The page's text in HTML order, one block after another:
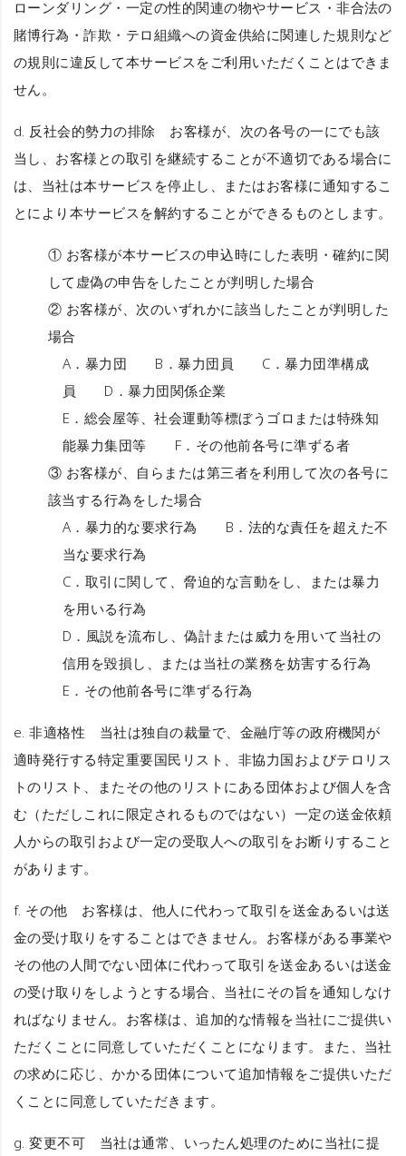
ローンダリング・一定の性的関連の物やサービス・非合法の
賭博行為・詐欺・テロ組織への資金供給に関連した規則など
の規則に違反して本サービスをご利用いただくことはできま
せん。
d. 反社会的勢力の排除 お客様が、次の各号の一にでも該
当し、お客様との取引を継続することが不適切である場合に
は、当社は本サービスを停止し、またはお客様に通知するこ
とにより本サービスを解約することができるものとします。
① お客様が本サービスの申込時にした表明・確約に関
して虚偽の申告をしたことが判明した場合
② お客様が、次のいずれかに該当したことが判明した
場合
A．暴力団 B．暴力団員 C．暴力団準構成
員 D．暴力団関係企業
E．総会屋等、社会運動等標ぼうゴロまたは特殊知
能暴力集団等 F．その他前各号に準ずる者
③ お客様が、自らまたは第三者を利用して次の各号に
該当する行為をした場合
A．暴力的な要求行為 B．法的な責任を超えた不
当な要求行為
C．取引に関して、脅迫的な言動をし、または暴力
を用いる行為
D．風説を流布し、偽計または威力を用いて当社の
信用を毀損し、または当社の業務を妨害する行為
E．その他前各号に準ずる行為
e.非適格性 当社は独自の裁量で、金融庁等の政府機関が
適時発行する特定重要国民リスト、非協力国およびテロリス
トのリスト、またその他のリストにある団体および個人を含
む（ただしこれに限定されるものではない）一定の送金依頼
人からの取引および一定の受取人への取引をお断りすること
があります。
f. その他 お客様は、他人に代わって取引を送金あるいは送
金の受け取りをすることはできません。お客様がある事業や
その他の人間でない団体に代わって取引を送金あるいは送金
の受け取りをしようとする場合、当社にその旨を通知しなけ
ればなりません。お客様は、追加的な情報を当社にご提供い
ただくことに同意していただくことになります。また、当社
の求めに応じ、かかる団体について追加情報をご提供いただ
くことに同意していただきます。
g.変更不可 当社は通常、いったん処理のために当社に提